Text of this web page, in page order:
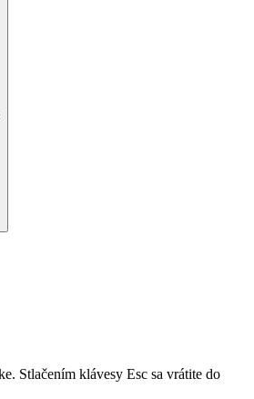
Stlačením klávesy Esc sa vrátite do